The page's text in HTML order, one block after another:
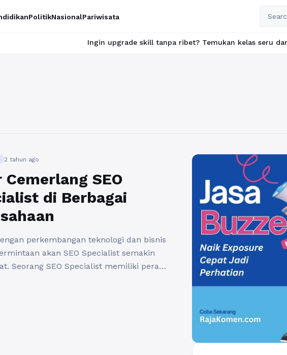
PolitikNasionalPariwisata
Ingin upgrade skill tanpa ribet? Temukan kelas seru dan materi
2 tahun ago
Cemerlang SEO
di Berbagai
perkembangan teknologi dan bisnis
akan SEO Specialist semakin
Seorang SEO Specialist memiliki peran
suatu situs web di mesin pencari seperti